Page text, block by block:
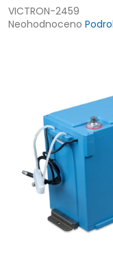
VICTRON-2459
Průměrné
hvězdiček.
Neohodnoceno